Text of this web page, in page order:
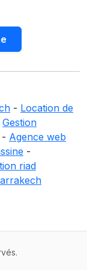
- Location de
Gestion
- Agence web
-
riad